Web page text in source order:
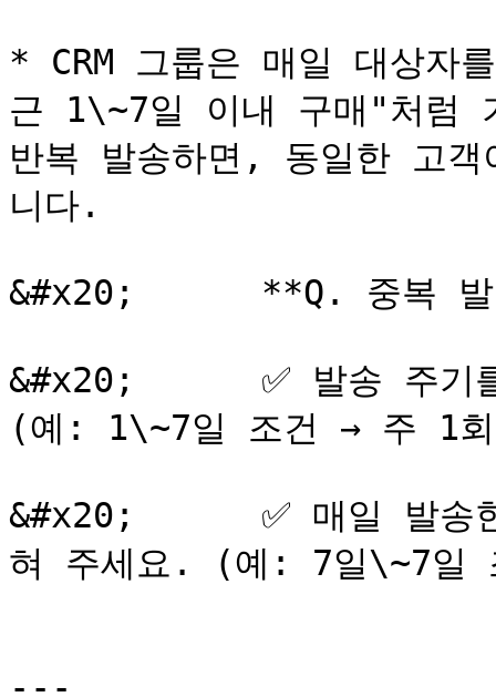
* CRM 그룹은 매일 대상
근 1\~7일 이내 구매"처럼
반복 발송하면, 동일한 고
니다.
&#x20;      **Q. 중복 발
&#x20;      ✅ 발송 주기
(예: 1\~7일 조건 → 주 1
&#x20;      ✅ 매일 발송
혀 주세요. (예: 7일\~7일
---